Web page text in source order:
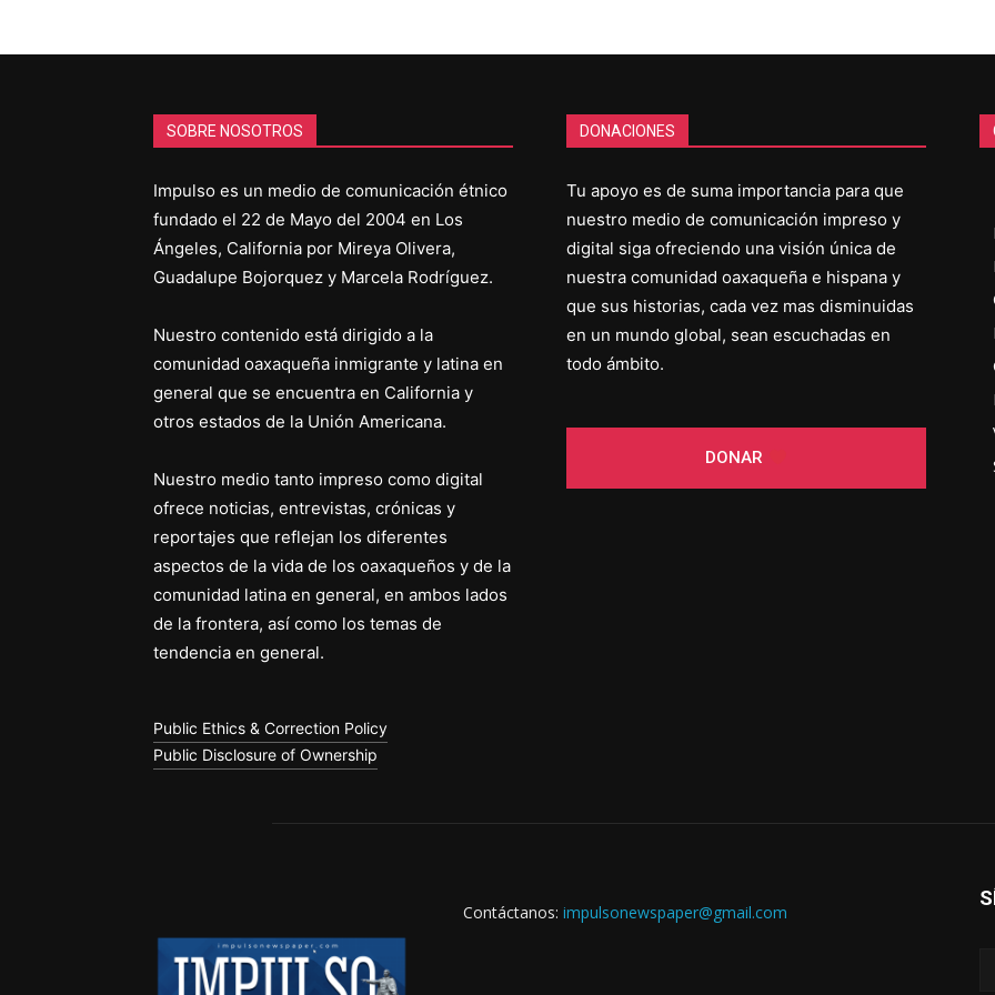
SOBRE NOSOTROS
Impulso es un medio de comunicación étnico
fundado el 22 de Mayo del 2004 en Los
Ángeles, California por Mireya Olivera,
Guadalupe Bojorquez y Marcela Rodríguez.
Nuestro contenido está dirigido a la
comunidad oaxaqueña inmigrante y latina en
general que se encuentra en California y
otros estados de la Unión Americana.
Nuestro medio tanto impreso como digital
ofrece noticias, entrevistas, crónicas y
reportajes que reflejan los diferentes
aspectos de la vida de los oaxaqueños y de la
comunidad latina en general, en ambos lados
de la frontera, así como los temas de
tendencia en general.
Public Ethics & Correction Policy
Public Disclosure of Ownership
DONACIONES
Tu apoyo es de suma importancia para que
nuestro medio de comunicación impreso y
digital siga ofreciendo una visión única de
nuestra comunidad oaxaqueña e hispana y
que sus historias, cada vez mas disminuidas
en un mundo global, sean escuchadas en
todo ámbito.
DONAR
Contáctanos: impulsonewspaper@gmail.com